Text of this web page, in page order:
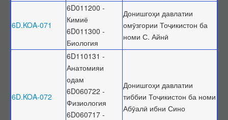
6D.KOA-071
6D011200 -
Кимиё
6D011300 -
Биология
Донишгоҳи давлатии
омӯзгории Тоҷикистон ба
номи С. Айнӣ
6D.KOA-072
6D110131 -
Анатомияи
одам
6D060722 -
Физиология
6D060717 -
Донишгоҳи давлатии
тиббии Тоҷикистон ба номи
Абӯалӣ ибни Сино